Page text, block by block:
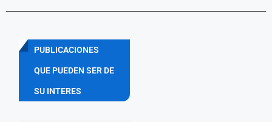
PUBLICACIONES
QUE PUEDEN SER DE
SU INTERES